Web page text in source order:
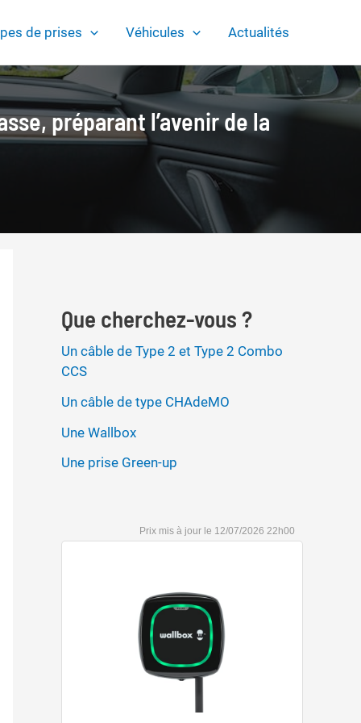
de prises Véhicules Actualités
préparant l’avenir de la
Que cherchez-vous ?
Un câble de Type 2 et Type 2 Combo
CCS
Un câble de type CHAdeMO
Une Wallbox
Une prise Green-up
12/07/2026 22h00